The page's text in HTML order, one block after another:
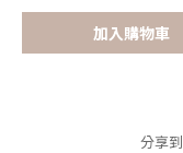
加入購物車
分享到